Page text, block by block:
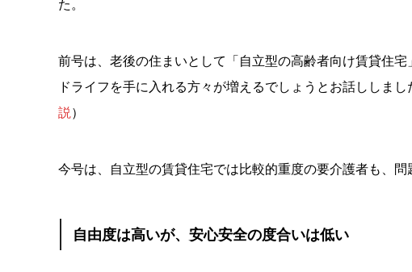
た。
前号は、老後の住まいとして「自立型の高齢者向け賃貸住
ドライフを手に入れる方々が増えるでしょうとお話ししま
説 ）
今号は、自立型の賃貸住宅では比較的重度の要介護者も、
自由度は高いが、安心安全の度合いは低い